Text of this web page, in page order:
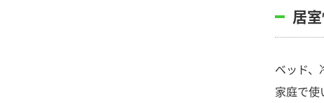
居
ベッド、
家庭で使